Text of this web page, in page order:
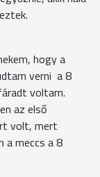
hogy a
verni a 8
voltam.
az első
volt, mert
a meccs a 8